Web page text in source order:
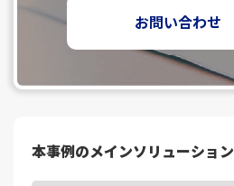
お問い合わせ
本事例のメインソリューション